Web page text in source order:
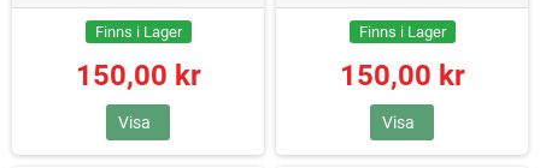
Finns i Lager
150,00 kr
Visa
Finns i Lager
150,00 kr
Visa